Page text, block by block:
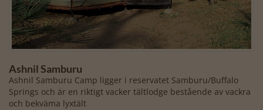
Ashnil Samburu
Ashnil Samburu Camp ligger i reservatet Samburu/Buffalo
Springs och är en riktigt vacker tältlodge bestående av vackra
och bekväma lyxtält